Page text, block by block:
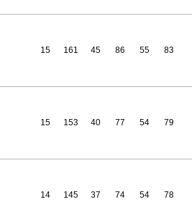
15 161 45 86 55 83
15 153 40 77 54 79
14 145 37 74 54 78